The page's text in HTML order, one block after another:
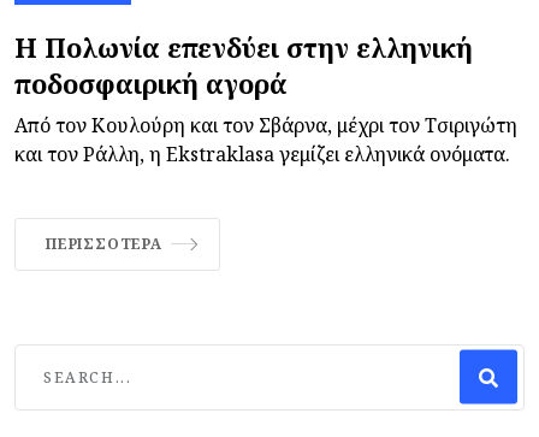
Η Πολωνία επενδύει στην ελληνική
ποδοσφαιρική αγορά
Από τον Κουλούρη και τον Σβάρνα, μέχρι τον Τσιριγώτη
και τον Ράλλη, η Ekstraklasa γεμίζει ελληνικά ονόματα.
ΠΕΡΙΣΣΌΤΕΡΑ